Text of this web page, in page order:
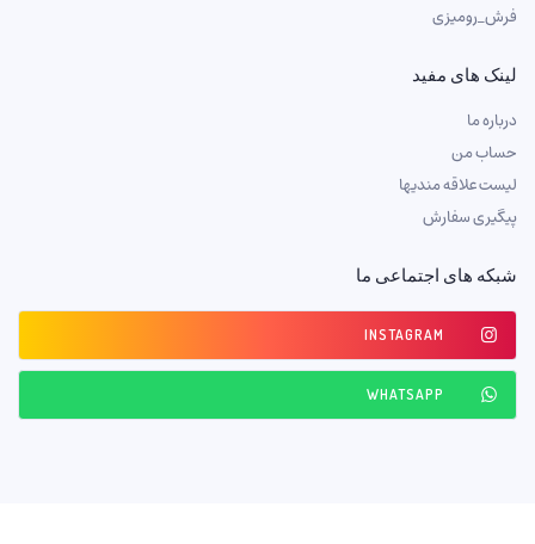
فرش_رومیزی
لینک های مفید
درباره ما
حساب من
لیست علاقه مندیها
پیگیری سفارش
شبکه های اجتماعی ما
INSTAGRAM
WHATSAPP